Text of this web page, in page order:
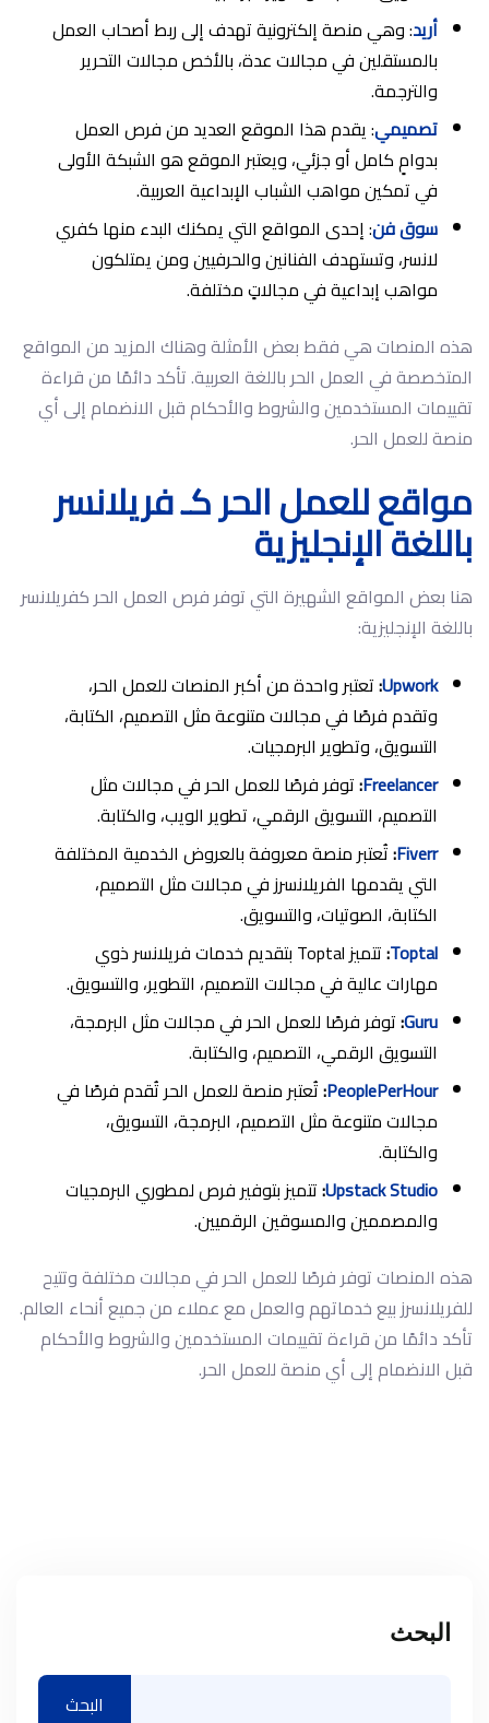
أريد: وهي منصة إلكترونية تهدف إلى ربط أصحاب العمل
بالمستقلين في مجالات عدة، بالأخص مجالات التحرير
والترجمة.
تصميمي: يقدم هذا الموقع العديد من فرص العمل
بدوامٍ كامل أو جزئي، ويعتبر الموقع هو الشبكة الأولى
في تمكين مواهب الشباب الإبداعية العربية.
سوق فن: إحدى المواقع التي يمكنك البدء منها كفري
لانسر، وتستهدف الفنانين والحرفيين ومن يمتلكون
مواهب إبداعية في مجالاتٍ مختلفة.
هذه المنصات هي فقط بعض الأمثلة وهناك المزيد من المواقع
المتخصصة في العمل الحر باللغة العربية. تأكد دائمًا من قراءة
تقييمات المستخدمين والشروط والأحكام قبل الانضمام إلى أي
منصة للعمل الحر.
مواقع للعمل الحر كـ فريلانسر
باللغة الإنجليزية
هنا بعض المواقع الشهيرة التي توفر فرص العمل الحر كفريلانسر
باللغة الإنجليزية:
Upwork
:تعتبر واحدة من أكبر المنصات للعمل الحر،
وتقدم فرصًا في مجالات متنوعة مثل التصميم، الكتابة،
التسويق، وتطوير البرمجيات.
Freelancer
:توفر فرصًا للعمل الحر في مجالات مثل
التصميم، التسويق الرقمي، تطوير الويب، والكتابة.
Fiverr
:تُعتبر منصة معروفة بالعروض الخدمية المختلفة
التي يقدمها الفريلانسرز في مجالات مثل التصميم،
الكتابة، الصوتيات، والتسويق.
Toptal
:
تتميز Toptal بتقديم خدمات فريلانسر ذوي
مهارات عالية في مجالات التصميم، التطوير، والتسويق.
Guru
:توفر فرصًا للعمل الحر في مجالات مثل البرمجة،
التسويق الرقمي، التصميم، والكتابة.
PeoplePerHour
:تُعتبر منصة للعمل الحر تُقدم فرصًا في
مجالات متنوعة مثل التصميم، البرمجة، التسويق،
والكتابة.
Upstack Studio
:تتميز بتوفير فرص لمطوري البرمجيات
والمصممين والمسوقين الرقميين.
هذه المنصات توفر فرصًا للعمل الحر في مجالات مختلفة وتتيح
للفريلانسرز بيع خدماتهم والعمل مع عملاء من جميع أنحاء العالم.
تأكد دائمًا من قراءة تقييمات المستخدمين والشروط والأحكام
قبل الانضمام إلى أي منصة للعمل الحر.
البحث
البحث